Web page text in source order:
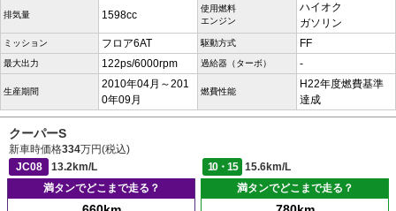
排気量 1598cc
使用燃料
エンジン
ハイオク
ガソリン
ミッション フロア6AT 駆動方式 FF
最大出力 122ps/6000rpm 過給器（ターボ） -
生産期間
2010年04月～201
0年09月
燃費性能
H22年度燃費基準
達成
クーパーS
新車時価格334万円(税込)
JC08
13.2km/L 10・15
15.6km/L
満タンでどこまで走る？
満タンでどこまで走る？